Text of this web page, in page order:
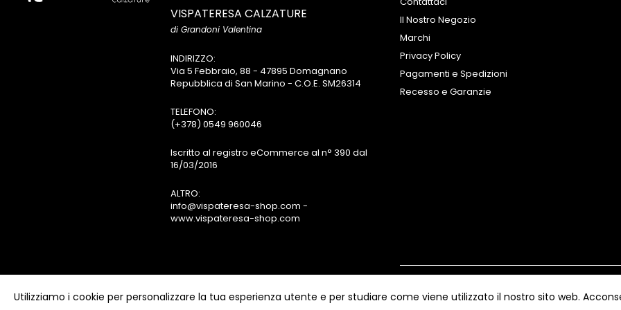
VISPATERESA CALZATURE
di Grandoni Valentina
INDIRIZZO:
Via 5 Febbraio, 88 - 47895 Domagnano
Repubblica di San Marino - C.O.E. SM26314
TELEFONO:
(+378) 0549 960046
Iscritto al registro eCommerce al n° 390 dal
16/03/2016
ALTRO:
info@vispateresa-shop.com -
www.vispateresa-shop.com
Il Nostro Negozio
Marchi
Privacy Policy
Pagamenti e Spedizioni
Recesso e Garanzie
riservati
Utilizziamo i cookie per personalizzare la tua esperienza utente e per studiare come viene utilizzato il nostro sito web.